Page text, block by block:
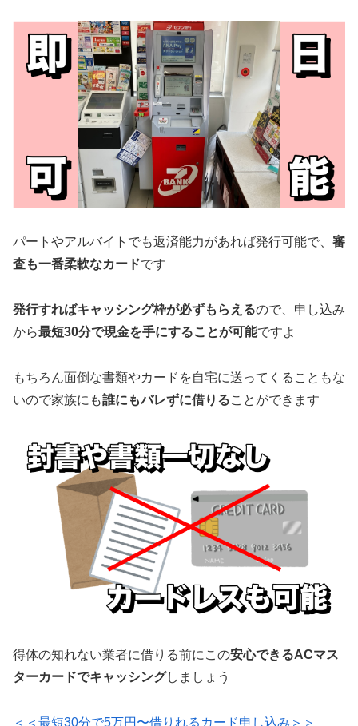
パートやアルバイトでも返済能力があれば発行可能で、 審
査も一番柔軟なカードです
発行すればキャッシング枠が必ずもらえるので、申し込み
から最短30分で現金を手にすることが可能ですよ
もちろん面倒な書類やカードを自宅に送ってくることもな
いので家族にも誰にもバレずに借りることができます
得体の知れない業者に借りる前にこの安心できるACマス
ターカードでキャッシングしましょう
＜＜最短30分で5万円〜借りれるカード申し込み＞＞